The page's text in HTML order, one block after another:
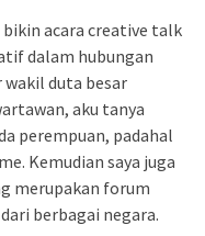
acara creative talk
dalam hubungan
duta besar
aku tanya
perempuan, padahal
Kemudian saya juga
merupakan forum
berbagai negara.